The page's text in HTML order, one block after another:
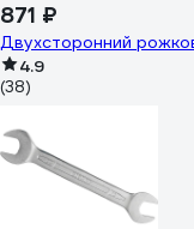
871 ₽
Двухсторонний
4.9
(38)